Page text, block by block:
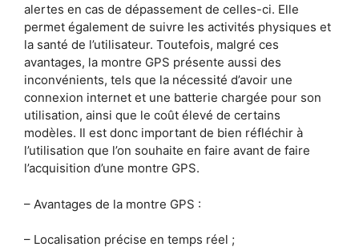
alertes en cas de dépassement de celles-ci. Elle
permet également de suivre les activités physiques et
la santé de l’utilisateur. Toutefois, malgré ces
avantages, la montre GPS présente aussi des
inconvénients, tels que la nécessité d’avoir une
connexion internet et une batterie chargée pour son
utilisation, ainsi que le coût élevé de certains
modèles. Il est donc important de bien réfléchir à
l’utilisation que l’on souhaite en faire avant de faire
l’acquisition d’une montre GPS.
– Avantages de la montre GPS :
– Localisation précise en temps réel ;